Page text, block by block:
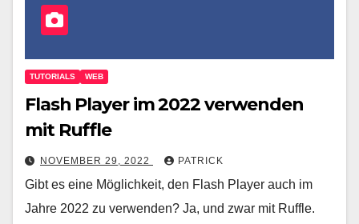
TUTORIALS WEB
Flash Player im 2022 verwenden
mit Ruffle
NOVEMBER 29, 2022 PATRICK
Gibt es eine Möglichkeit, den Flash Player auch im
Jahre 2022 zu verwenden? Ja, und zwar mit Ruffle.